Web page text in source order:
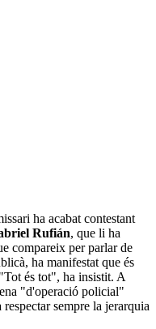
ha acabat contestant
Rufián, que li ha
compareix per parlar de
ha manifestat que és
és tot", ha insistit. A
"d'operació policial"
sempre la jerarquia